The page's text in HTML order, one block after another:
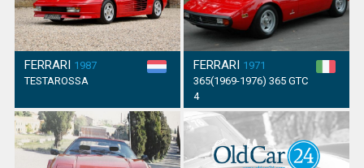
FERRARI 1987
TESTAROSSA
FERRARI 1971
365(1969-1976) 365 GTC
4